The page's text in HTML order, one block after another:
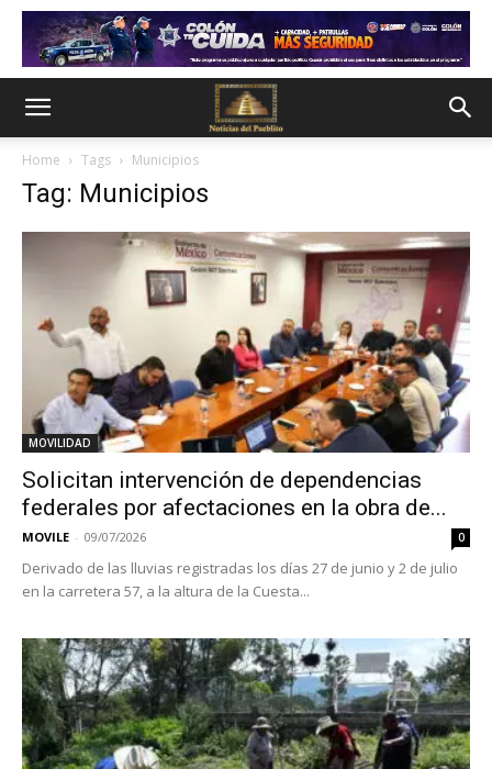
Home Tags Municipios
Tag: Municipios
MOVILIDAD
Solicitan intervención de dependencias
federales por afectaciones en la obra de...
MOVILE - 09/07/2026 0
Derivado de las lluvias registradas los días 27 de junio y 2 de julio
en la carretera 57, a la altura de la Cuesta...